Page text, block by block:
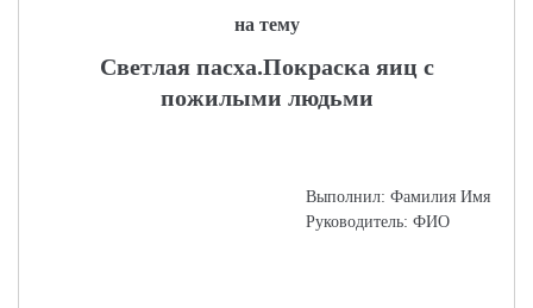
на тему
Светлая пасха.Покраска яиц с
пожилыми людьми
Выполнил: Фамилия Имя
Руководитель: ФИО